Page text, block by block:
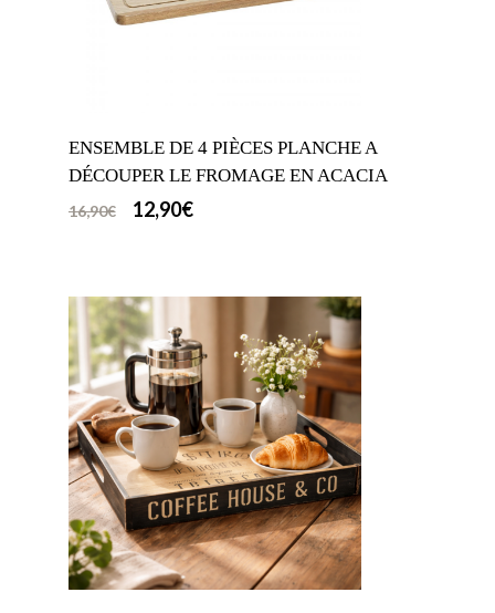
ENSEMBLE DE 4 PIÈCES PLANCHE A
DÉCOUPER LE FROMAGE EN ACACIA
16,90€ 12,90€